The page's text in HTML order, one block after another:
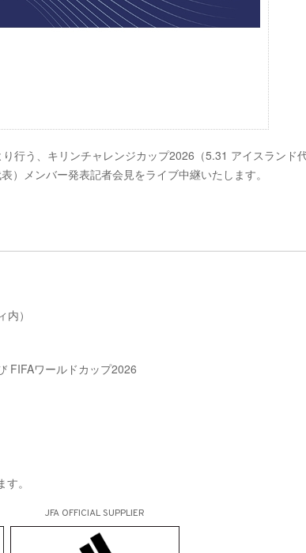
行う、キリンチャレンジカップ2026（5.31 アイスランド
）メンバー発表記者会見をライブ中継いたします。
）
FIFAワールドカップ2026
。
JFA OFFICIAL SUPPLIER